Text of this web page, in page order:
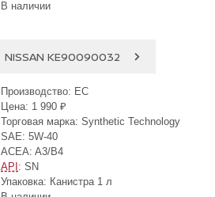
В наличии
NISSAN KE90090032
Производство: ЕС
Цена: 1 990 ₽
Торговая марка: Synthetic Technology
SAE: 5W-40
ACEA: A3/B4
API : SN
Упаковка: Канистра 1 л